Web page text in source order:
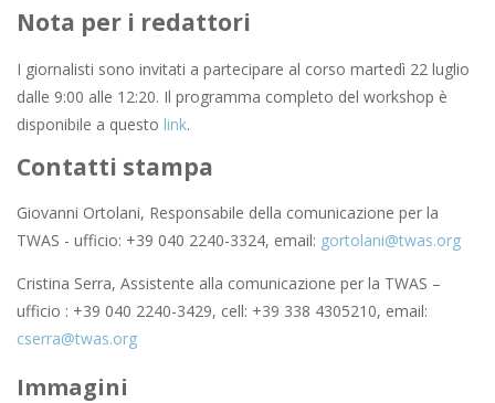
Nota per i redattori
I giornalisti sono invitati a partecipare al corso martedì 22 luglio
dalle 9:00 alle 12:20. Il programma completo del workshop è
disponibile a questo link.
Contatti stampa
Giovanni Ortolani, Responsabile della comunicazione per la
TWAS - ufficio: +39 040 2240-3324, email: gortolani@twas.org
Cristina Serra, Assistente alla comunicazione per la TWAS –
ufficio : +39 040 2240-3429, cell: +39 338 4305210, email:
cserra@twas.org
Immagini